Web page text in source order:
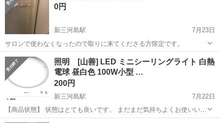
0円
新三河島駅
7月23日
サロンで使わなくなったので取りに来てくださる方限定です。
東京 荒川区 新三河島駅 スタンド
照明 [山善] LED ミニシーリングライト 白熱
電球 昼白色 100W小型 …
200円
新三河島駅
7月22日
【商品状態】 状態はとても良いです。 まだまだ気持ちよくお使いいた
だけます。 【受け渡し場所】 自宅 【受け渡し日時】 本日以降でご相